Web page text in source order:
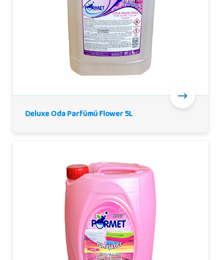
Deluxe Oda Parfümü Flower 5L